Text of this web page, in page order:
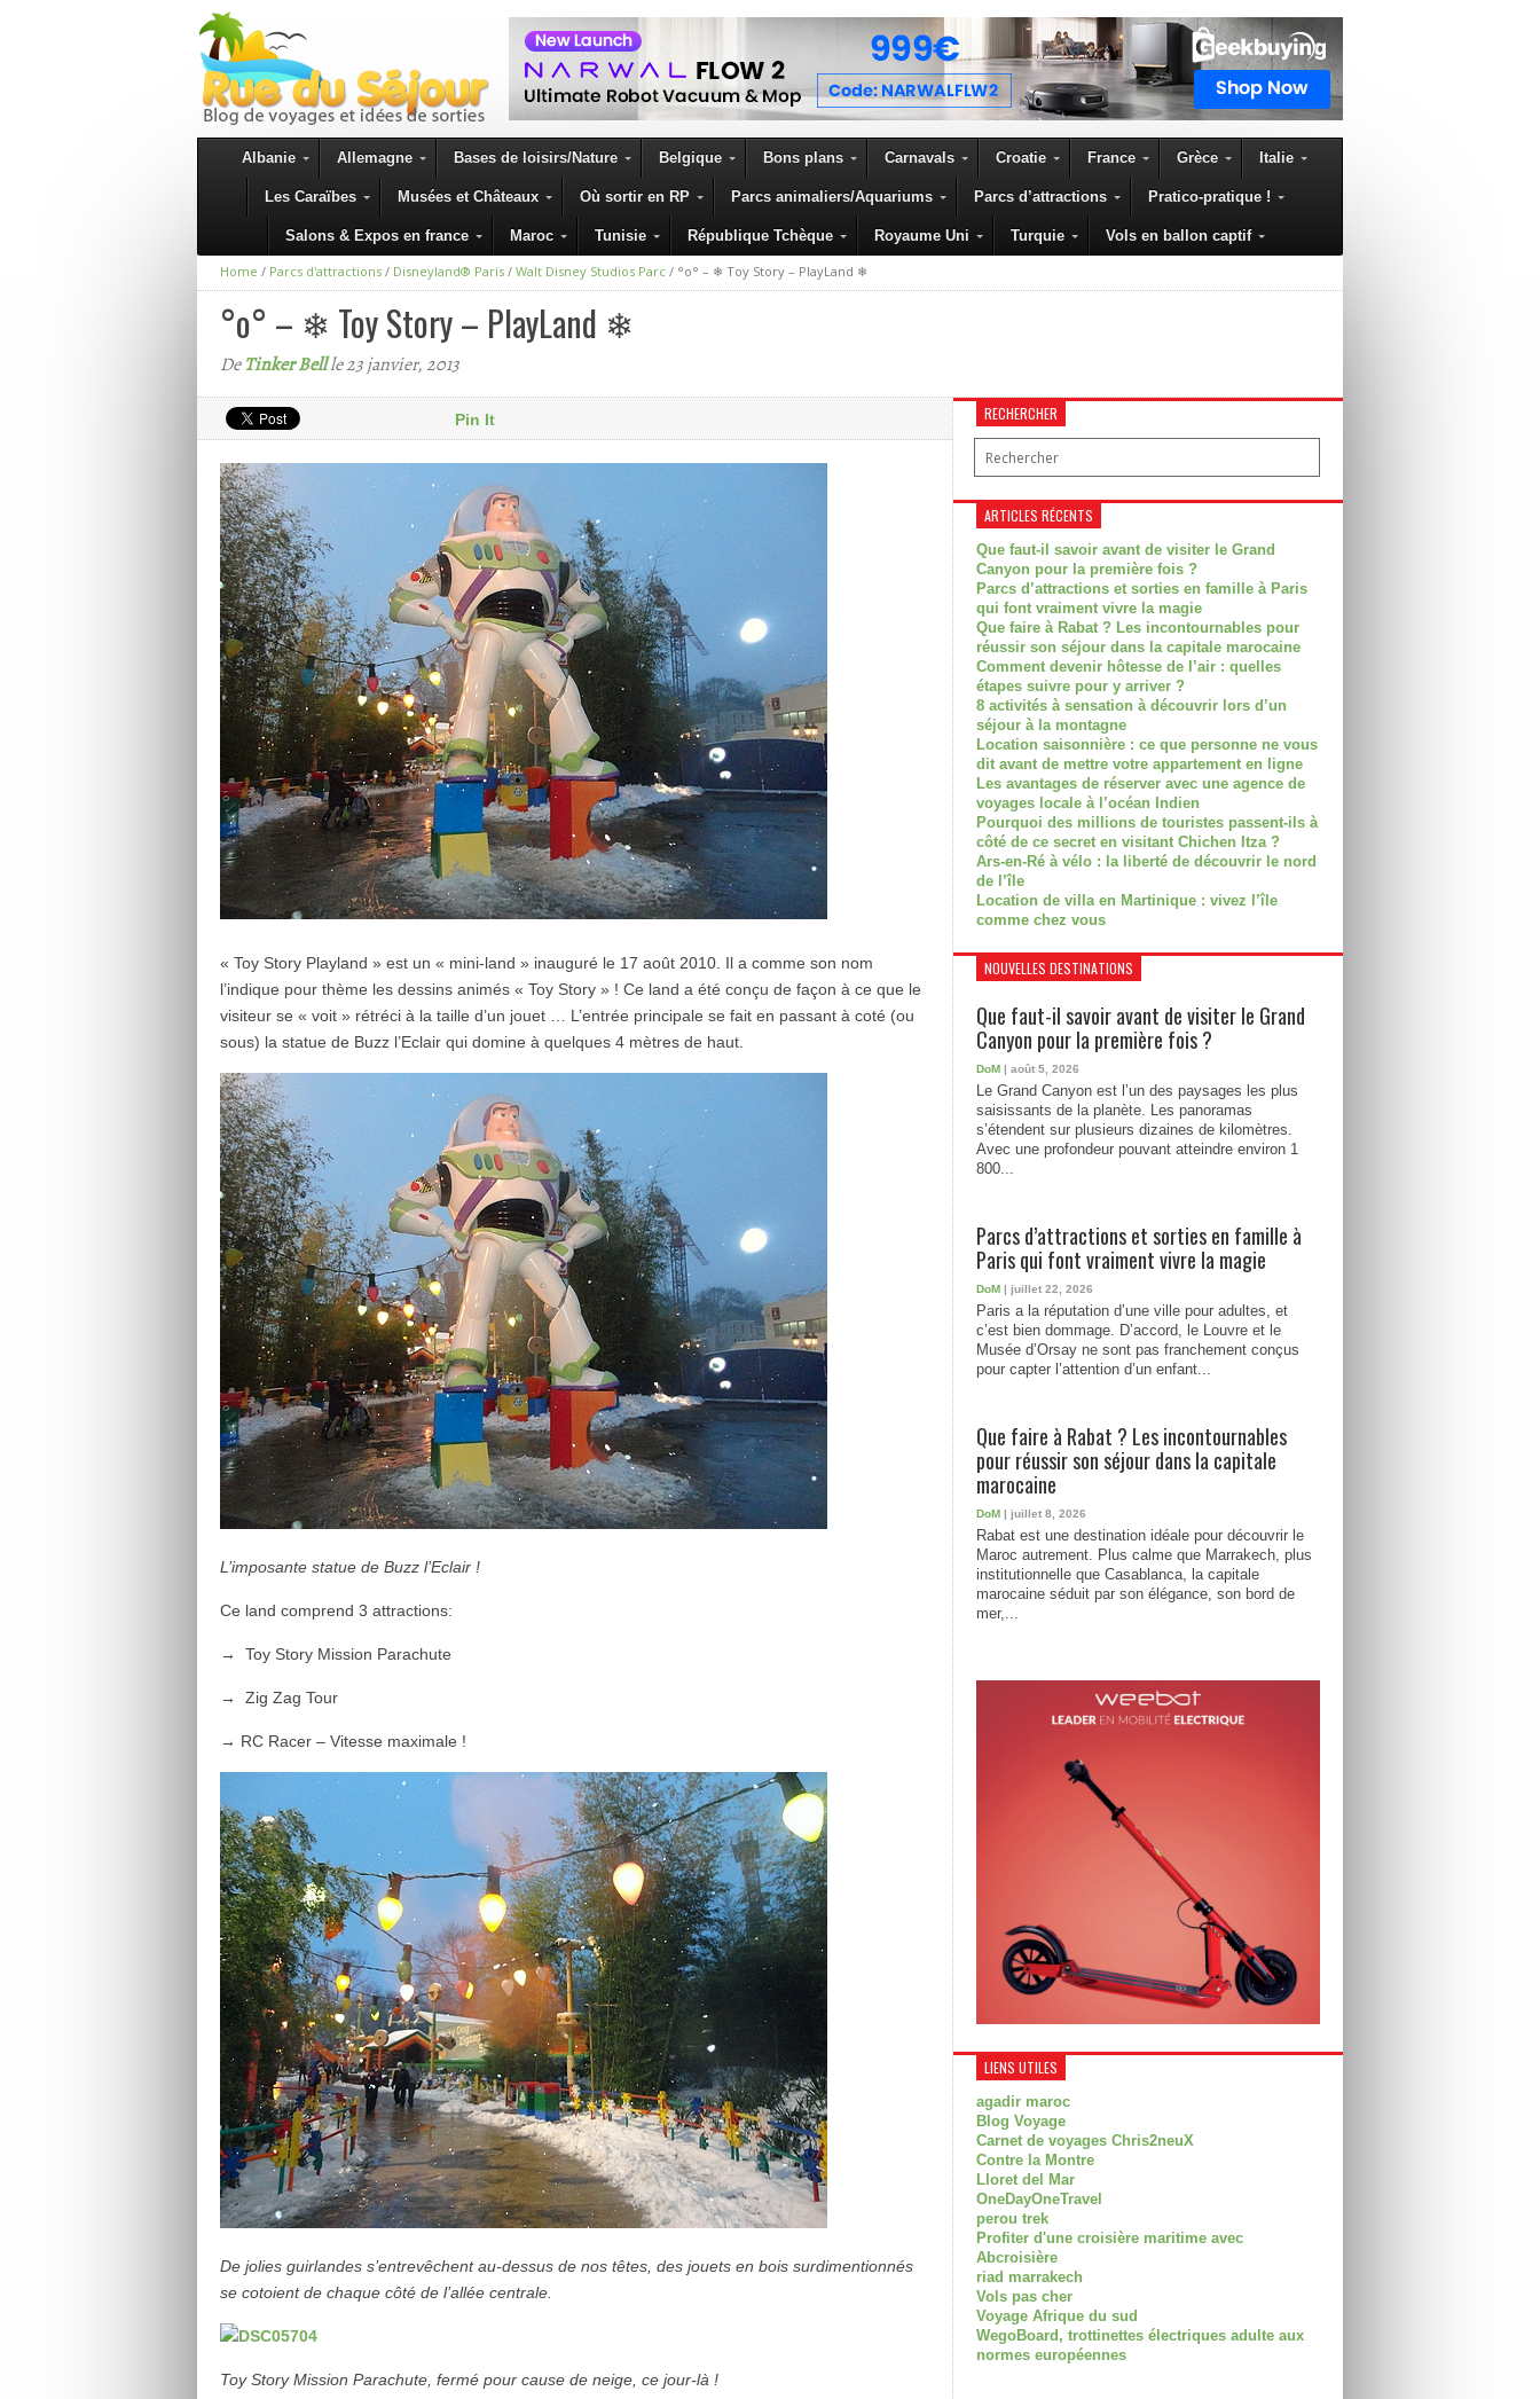
Albanie Allemagne Bases de loisirs/Nature Belgique Bons plans Carnavals Croatie France Grèce Italie
Les Caraïbes Musées et Châteaux Où sortir en RP Parcs animaliers/Aquariums Parcs d’attractions Pratico-pratique !
Salons & Expos en france Maroc Tunisie République Tchèque Royaume Uni Turquie Vols en ballon captif
Home / Parcs d'attractions / Disneyland® Paris / Walt Disney Studios Parc / °o° – ❄ Toy Story – PlayLand ❄
°o° – ❄ Toy Story – PlayLand ❄
DeTinker Bellle 23 janvier, 2013
Pin It
« Toy Story Playland » est un « mini-land » inauguré le 17 août 2010. Il a comme son nom
l’indique pour thème les dessins animés « Toy Story » ! Ce land a été conçu de façon à ce que le
visiteur se « voit » rétréci à la taille d’un jouet … L’entrée principale se fait en passant à coté (ou
sous) la statue de Buzz l’Eclair qui domine à quelques 4 mètres de haut.
L’imposante statue de Buzz l’Eclair !
Ce land comprend 3 attractions:
→ Toy Story Mission Parachute
→ Zig Zag Tour
→ RC Racer – Vitesse maximale !
De jolies guirlandes s’entrevêchent au-dessus de nos têtes, des jouets en bois surdimentionnés
se cotoient de chaque côté de l’allée centrale.
Toy Story Mission Parachute, fermé pour cause de neige, ce jour-là !
RECHERCHER
ARTICLES RÉCENTS
Que faut-il savoir avant de visiter le Grand
Canyon pour la première fois ?
Parcs d’attractions et sorties en famille à Paris
qui font vraiment vivre la magie
Que faire à Rabat ? Les incontournables pour
réussir son séjour dans la capitale marocaine
Comment devenir hôtesse de l’air : quelles
étapes suivre pour y arriver ?
8 activités à sensation à découvrir lors d’un
séjour à la montagne
Location saisonnière : ce que personne ne vous
dit avant de mettre votre appartement en ligne
Les avantages de réserver avec une agence de
voyages locale à l’océan Indien
Pourquoi des millions de touristes passent-ils à
côté de ce secret en visitant Chichen Itza ?
Ars-en-Ré à vélo : la liberté de découvrir le nord
de l’île
Location de villa en Martinique : vivez l’île
comme chez vous
NOUVELLES DESTINATIONS
Que faut-il savoir avant de visiter le Grand
Canyon pour la première fois ?
DoM | août 5, 2026
Le Grand Canyon est l’un des paysages les plus
saisissants de la planète. Les panoramas
s’étendent sur plusieurs dizaines de kilomètres.
Avec une profondeur pouvant atteindre environ 1
800...
Parcs d’attractions et sorties en famille à
Paris qui font vraiment vivre la magie
DoM | juillet 22, 2026
Paris a la réputation d’une ville pour adultes, et
c’est bien dommage. D’accord, le Louvre et le
Musée d’Orsay ne sont pas franchement conçus
pour capter l’attention d’un enfant...
Que faire à Rabat ? Les incontournables
pour réussir son séjour dans la capitale
marocaine
DoM | juillet 8, 2026
Rabat est une destination idéale pour découvrir le
Maroc autrement. Plus calme que Marrakech, plus
institutionnelle que Casablanca, la capitale
marocaine séduit par son élégance, son bord de
mer,...
LIENS UTILES
agadir maroc
Blog Voyage
Carnet de voyages Chris2neuX
Contre la Montre
Lloret del Mar
OneDayOneTravel
perou trek
Profiter d'une croisière maritime avec
Abcroisière
riad marrakech
Vols pas cher
Voyage Afrique du sud
WegoBoard, trottinettes électriques adulte aux
normes européennes